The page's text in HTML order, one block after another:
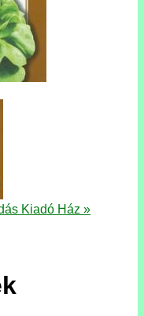
Kiadó Ház »